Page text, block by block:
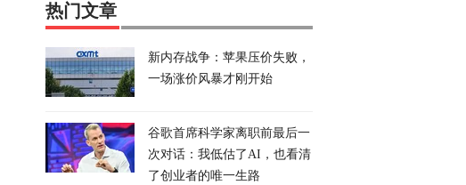
热门文章
新内存战争：苹果压价失败，
一场涨价风暴才刚开始
谷歌首席科学家离职前最后一
次对话：我低估了AI，也看清
了创业者的唯一生路